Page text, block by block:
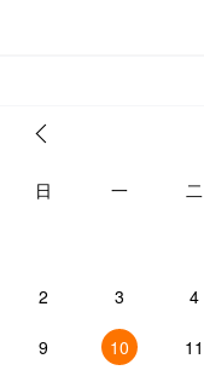
日 一 二
2 3 4
9 10 11